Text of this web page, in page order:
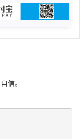
信。